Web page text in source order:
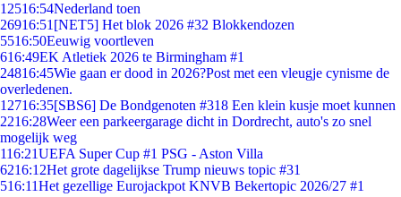
12516:54Nederland toen
26916:51 [NET5] Het blok 2026 #32 Blokkendozen
5516:50Eeuwig voortleven
616:49EK Atletiek 2026 te Birmingham #1
24816:45Wie gaan er dood in 2026?Post met een vleugje cynisme de
overledenen.
12716:35[SBS6] De Bondgenoten #318 Een klein kusje moet kunnen
2216:28Weer een parkeergarage dicht in Dordrecht, auto's zo snel
mogelijk weg
116:21UEFA Super Cup #1 PSG - Aston Villa
6216:12Het grote dagelijkse Trump nieuws topic #31
516:11Het gezellige Eurojackpot KNVB Bekertopic 2026/27 #1